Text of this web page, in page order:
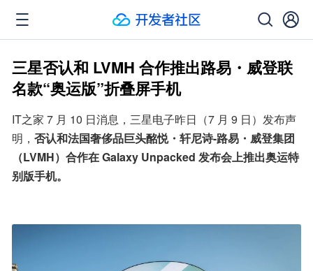
三星否认和 LVMH 合作推出路易・威登联
名款“奥运版”折叠屏手机
IT之家 7 月 10 日消息，三星电子昨日（7 月 9 日）发布声
明， 否认和法国奢侈品巨头酩悦・轩尼诗-路易・威登集团
（LVMH）合作在 Galaxy Unpacked 发布会上推出奥运特
别版手机。